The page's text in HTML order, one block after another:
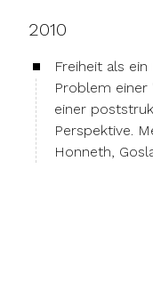
2010
Freiheit als
Problem einer
einer
Perspektive.
Honneth,